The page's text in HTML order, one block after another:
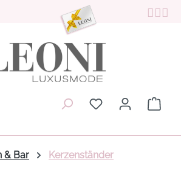
Du hast 0
& Bar Kerzenständer